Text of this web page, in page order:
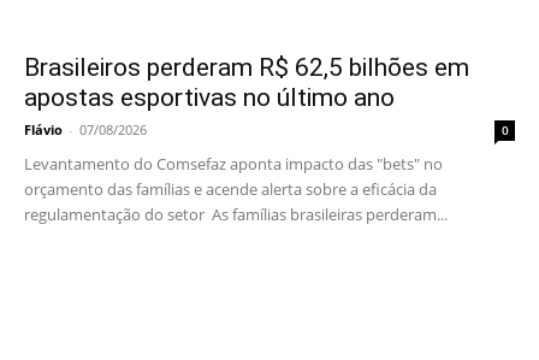
Brasileiros perderam R$ 62,5 bilhões em
apostas esportivas no último ano
Flávio - 07/08/2026 0
Levantamento do Comsefaz aponta impacto das "bets" no
orçamento das famílias e acende alerta sobre a eficácia da
regulamentação do setor As famílias brasileiras perderam...